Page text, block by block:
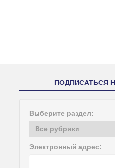
ПОДПИСАТЬСЯ
Выберите раздел:
Электронный адрес: